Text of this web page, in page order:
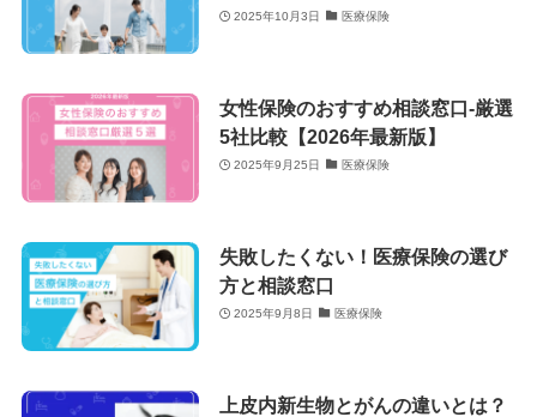
2025年10月3日 医療保険
女性保険のおすすめ相談窓口-厳選
5社比較【2026年最新版】
2025年9月25日 医療保険
失敗したくない！医療保険の選び
方と相談窓口
2025年9月8日 医療保険
上皮内新生物とがんの違いとは？